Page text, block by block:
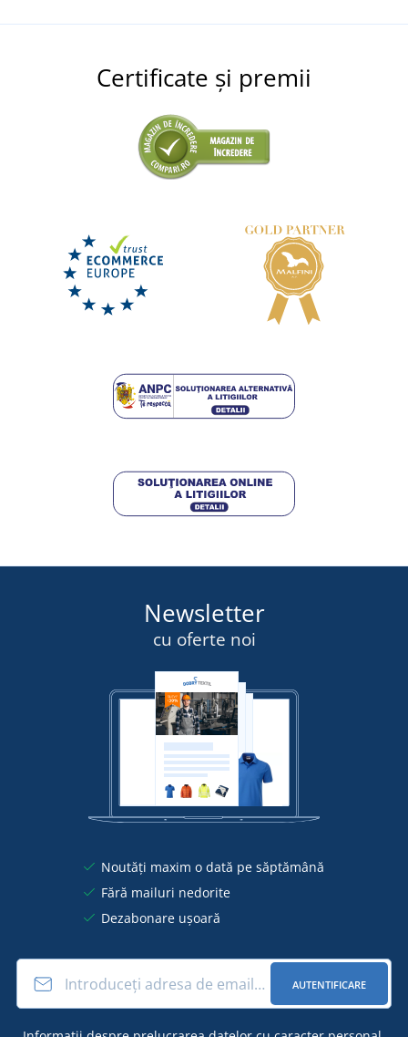
Certificate și premii
Newsletter
cu oferte noi
Noutăți maxim o dată pe săptămână
Fără mailuri nedorite
Dezabonare ușoară
AUTENTIFICARE